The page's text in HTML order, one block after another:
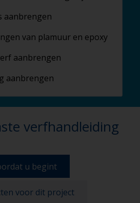
aanbrengen
van plamuur en epoxy
aanbrengen
aanbrengen
verfhandleiding
u begint
voor dit project